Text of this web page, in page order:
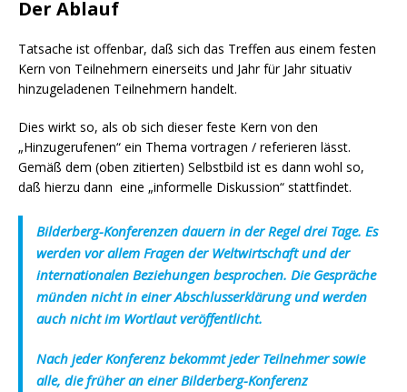
Der Ablauf
Tatsache ist offenbar, daß sich das Treffen aus einem festen
Kern von Teilnehmern einerseits und Jahr für Jahr situativ
hinzugeladenen Teilnehmern handelt.
Dies wirkt so, als ob sich dieser feste Kern von den
„Hinzugerufenen“ ein Thema vortragen / referieren lässt.
Gemäß dem (oben zitierten) Selbstbild ist es dann wohl so,
daß hierzu dann eine „informelle Diskussion“ stattfindet.
Bilderberg-Konferenzen dauern in der Regel drei Tage. Es
werden vor allem Fragen der Weltwirtschaft und der
internationalen Beziehungen besprochen. Die Gespräche
münden nicht in einer Abschlusserklärung und werden
auch nicht im Wortlaut veröffentlicht.
Nach jeder Konferenz bekommt jeder Teilnehmer sowie
alle, die früher an einer Bilderberg-Konferenz